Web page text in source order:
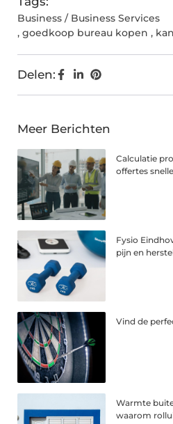
Business / Business Services
, goedkoop bureau kopen ,
Delen:
Meer Berichten
Calculatie
offertes
Fysio
pijn en
Vind de
Warmte
waarom